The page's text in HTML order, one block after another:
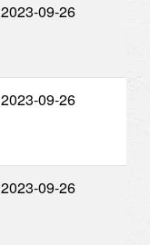
2023-09-26
2023-09-26
2023-09-26